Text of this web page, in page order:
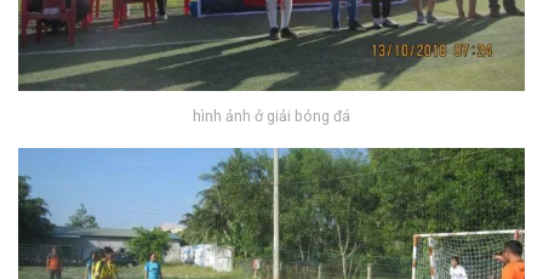
hình ảnh ở giải bóng đá